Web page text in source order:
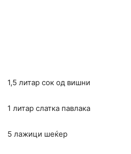
1,5 литар сок од вишни
1 литар слатка павлака
5 лажици шеќер